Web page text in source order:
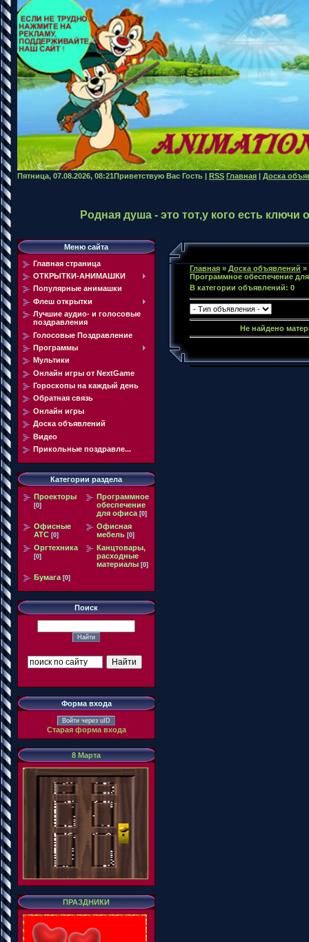
Пятница, 07.08.2026, 08:21Приветствую Вас Гость | RSS Главная | Доска
Родная душа - это тот,у кого есть
Меню сайта
Главная страница
ОТКРЫТКИ-АНИМАШКИ
Популярные анимашки
Флеш открытки
Лучшие аудио- и голосовые
поздравления
Голосовые Поздравление
Программы
Мультики
Онлайн игры от NextGame
Гороскопы на каждый день
Обратная связь
Онлайн игры
Доска объявлений
Видео
Прикольные поздравле...
Категории раздела
Проекторы
[0]
Программное
обеспечение
для офиса [0]
Офисные
АТС [0]
Офисная
мебель [0]
Оргтехника
[0]
Канцтовары,
расходные
материалы [0]
Бумага [0]
Поиск
Форма входа
Войти через uID
Старая форма входа
8 Марта
ПРАЗДНИКИ
Главная » Доска объявлений »
Программное обеспечение
В категории объявлений: 0
Не найдено